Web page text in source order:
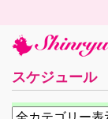
スケジュール